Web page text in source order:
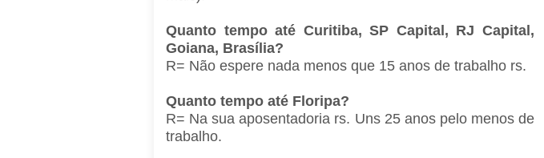
Quanto tempo até Curitiba, SP Capital, RJ Capital,
Goiana, Brasília?
R= Não espere nada menos que 15 anos de trabalho rs.
Quanto tempo até Floripa?
R= Na sua aposentadoria rs. Uns 25 anos pelo menos de
trabalho.